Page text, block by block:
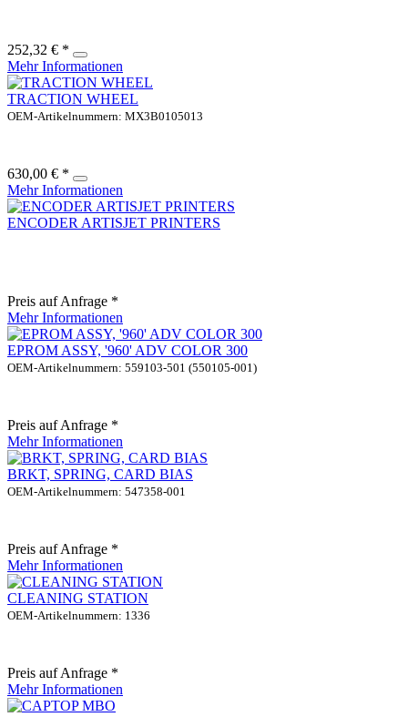
252,32 € *
Mehr Informationen
TRACTION WHEEL
OEM-Artikelnummern: MX3B0105013
630,00 € *
Mehr Informationen
ENCODER ARTISJET PRINTERS
Preis auf Anfrage *
Mehr Informationen
EPROM ASSY, '960' ADV COLOR 300
OEM-Artikelnummern: 559103-501 (550105-001)
Preis auf Anfrage *
Mehr Informationen
BRKT, SPRING, CARD BIAS
OEM-Artikelnummern: 547358-001
Preis auf Anfrage *
Mehr Informationen
CLEANING STATION
OEM-Artikelnummern: 1336
Preis auf Anfrage *
Mehr Informationen